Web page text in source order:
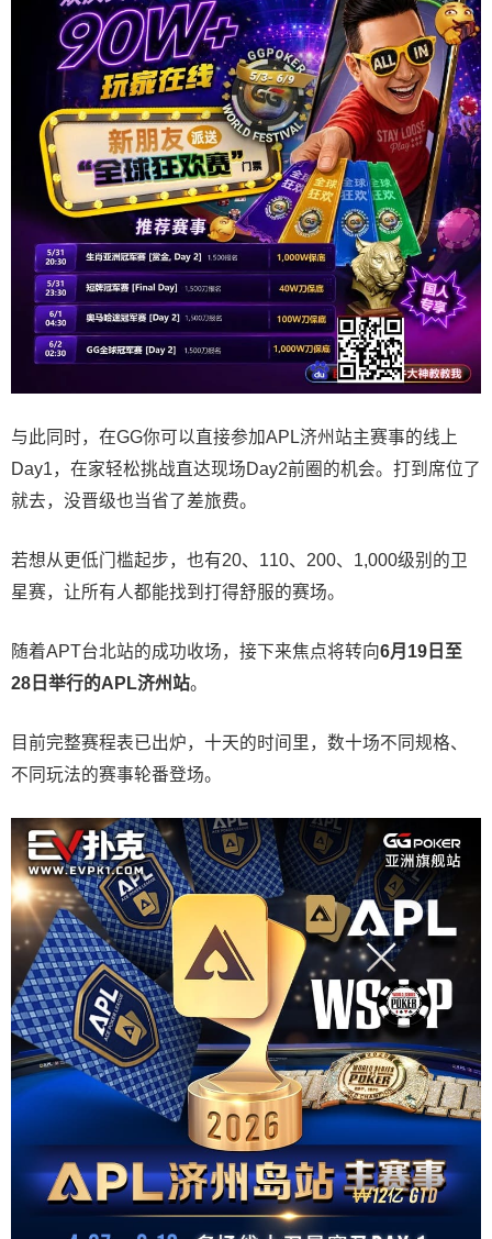
与此同时，在GG你可以直接参加APL济州站主赛事的线上
Day1，在家轻松挑战直达现场Day2前圈的机会。打到席位了
就去，没晋级也当省了差旅费。
若想从更低门槛起步，也有20、110、200、1,000级别的卫
星赛，让所有人都能找到打得舒服的赛场。
随着APT台北站的成功收场，接下来焦点将转向6月 19 日至
28 日举行的APL济州站。
目前完整赛程表已出炉，十天的时间里，数十场不同规格、
不同玩法的赛事轮番登场。